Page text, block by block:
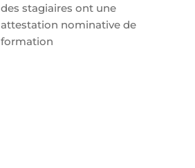
des stagiaires ont une
attestation nominative de
formation